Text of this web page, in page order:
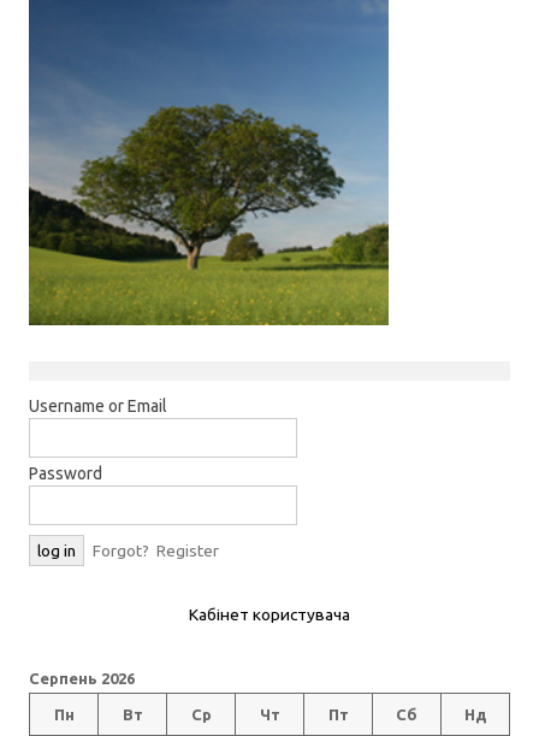
Username or Email
Password
Forgot? Register
Кабінет користувача
Серпень 2026
Пн Вт Ср Чт Пт Сб Нд